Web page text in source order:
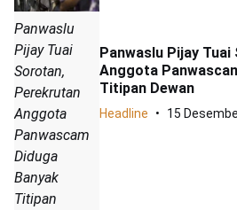
Panwaslu
Pijay Tuai
Sorotan,
Perekrutan
Anggota
Panwascam
Diduga
Banyak
Titipan
Panwaslu Pijay
Anggota
Titipan Dewan
Headline 15